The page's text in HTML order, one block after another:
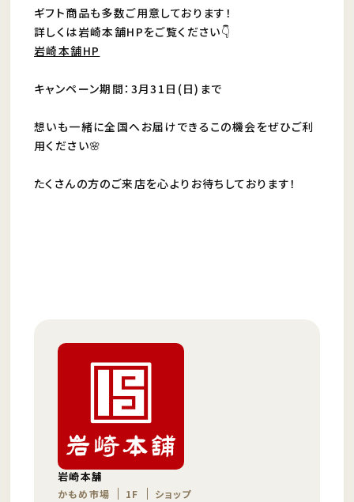
ギフト商品も多数ご用意しております！
詳しくは岩崎本舗HPをご覧ください👇
岩崎本舗HP
キャンペーン期間：3月31日(日)まで
想いも一緒に全国へお届けできるこの機会をぜひご利
用ください🌸
たくさんの方のご来店を心よりお待ちしております！
岩崎本舗
かもめ市場 1F
ショップ